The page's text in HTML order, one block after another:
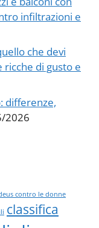
infiltrazioni e
che devi
di gusto e
differenze,
2026
contro le donne
classifica